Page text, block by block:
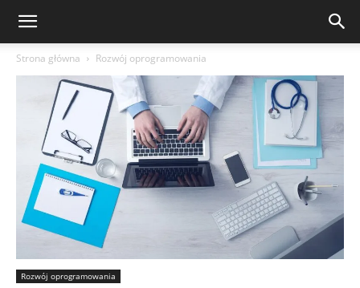
Strona główna Rozwój oprogramowania
Rozwój oprogramowania